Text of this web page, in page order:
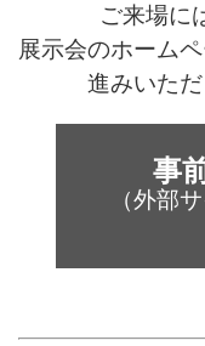
ご来場に
展示会のホーム
進みいた
事
（外部